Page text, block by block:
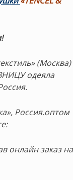
(Москва)
одеяла
Россия.оптом
онлайн заказ на